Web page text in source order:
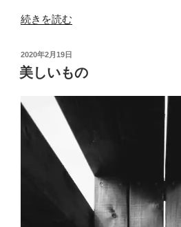
“施
の
想
を
形
続きを読む
投
稿
日:
2020年2月19日
美しいもの